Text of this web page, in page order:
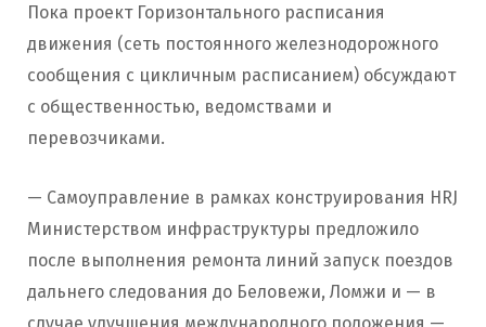
Пока проект Горизонтального расписания
движения (сеть постоянного железнодорожного
сообщения с цикличным расписанием) обсуждают
с общественностью, ведомствами и
перевозчиками.
— Самоуправление в рамках конструирования HRJ
Министерством инфраструктуры предложило
после выполнения ремонта линий запуск поездов
дальнего следования до Беловежи, Ломжи и — в